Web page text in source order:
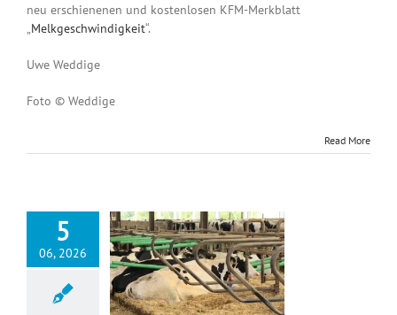
neu erschienenen und kostenlosen KFM-Merkblatt
„Melkgeschwindigkeit“.
Uwe Weddige
Foto © Weddige
Read More
5
06, 2026
trockene